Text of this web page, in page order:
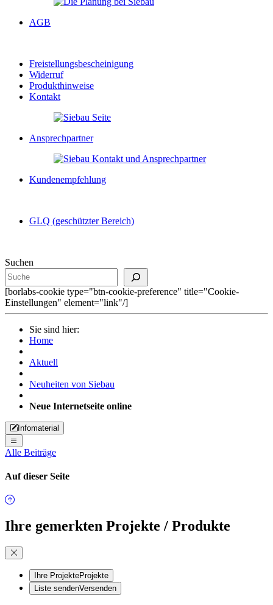
AGB
Freistellungsbescheinigung
Widerruf
Produkthinweise
Kontakt
Ansprechpartner
Kundenempfehlung
GLQ (geschützter Bereich)
Suchen
[borlabs-cookie type="btn-cookie-preference" title="Cookie-
Einstellungen" element="link"/]
Sie sind hier:
Home
Aktuell
Neuheiten von Siebau
Neue Internetseite online
Infomaterial
Alle Beiträge
Auf dieser Seite
Ihre gemerkten Projekte / Produkte
Ihre ProjekteProjekte
Liste sendenVersenden